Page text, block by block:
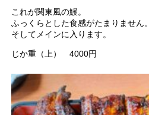
これが関東風の鰻。
ふっくらとした食感がたまりません。
そしてメインに入ります。
じか重（上） 4000円